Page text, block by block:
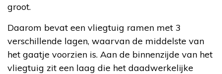
groot.
Daarom bevat een vliegtuig ramen met 3
verschillende lagen, waarvan de middelste van
het gaatje voorzien is. Aan de binnenzijde van het
vliegtuig zit een laag die het daadwerkelijke